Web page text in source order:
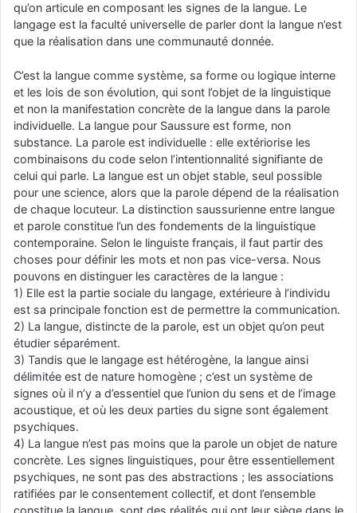
qu’on articule en composant les signes de la langue. Le
langage est la faculté universelle de parler dont la langue n’est
que la réalisation dans une communauté donnée.
C’est la langue comme système, sa forme ou logique interne
et les lois de son évolution, qui sont l’objet de la linguistique
et non la manifestation concrète de la langue dans la parole
individuelle. La langue pour Saussure est forme, non
substance. La parole est individuelle : elle extériorise les
combinaisons du code selon l’intentionnalité signifiante de
celui qui parle. La langue est un objet stable, seul possible
pour une science, alors que la parole dépend de la réalisation
de chaque locuteur. La distinction saussurienne entre langue
et parole constitue l’un des fondements de la linguistique
contemporaine. Selon le linguiste français, il faut partir des
choses pour définir les mots et non pas vice-versa. Nous
pouvons en distinguer les caractères de la langue :
1) Elle est la partie sociale du langage, extérieure à l’individu
est sa principale fonction est de permettre la communication.
2) La langue, distincte de la parole, est un objet qu’on peut
étudier séparément.
3) Tandis que le langage est hétérogène, la langue ainsi
délimitée est de nature homogène ; c’est un système de
signes où il n’y a d’essentiel que l’union du sens et de l’image
acoustique, et où les deux parties du signe sont également
psychiques.
4) La langue n’est pas moins que la parole un objet de nature
concrète. Les signes linguistiques, pour être essentiellement
psychiques, ne sont pas des abstractions ; les associations
ratifiées par le consentement collectif, et dont l’ensemble
constitue la langue, sont des réalités qui ont leur siège dans le